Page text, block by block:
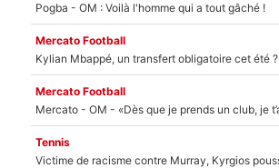
Pogba - OM : Voilà l'homme qui a tout gâché !
Mercato Football
Kylian Mbappé, un transfert obligatoire cet été ?
Mercato Football
Tennis